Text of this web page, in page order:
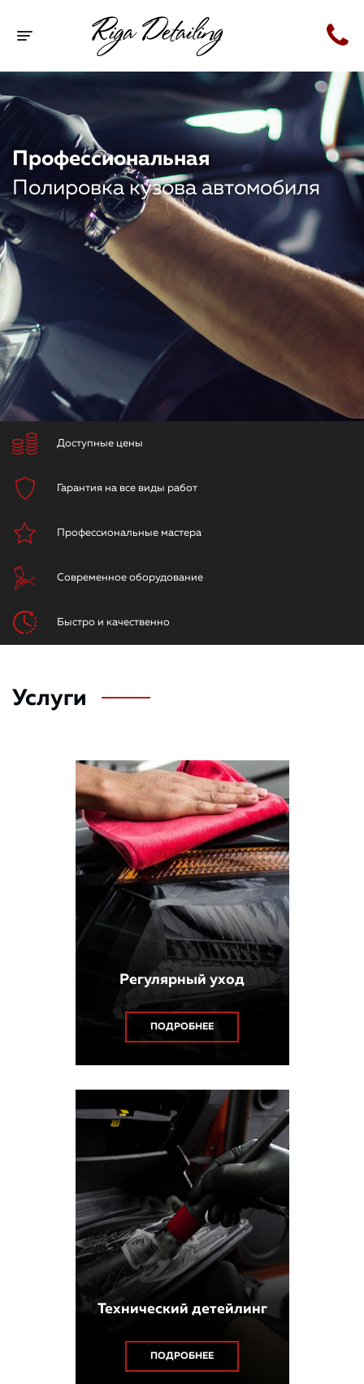
Toggle navigation
Профессиональная
Полировка кузова автомобиля
Доступные цены
Гарантия на все виды работ
Профессиональные мастера
Современное оборудование
Быстро и качественно
Услуги
Регулярный уход
ПОДРОБНЕЕ
Технический детейлинг
ПОДРОБНЕЕ